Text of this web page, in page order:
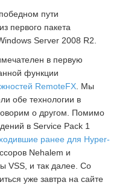
пути
первого пакета
Server 2008 R2.
в первую
функции
RemoteFX . Мы
обе технологии в
о другом. Помимо
в Service Pack 1
ранее для Hyper-
Nehalem и
VSS, и так далее. Со
уже завтра на сайте